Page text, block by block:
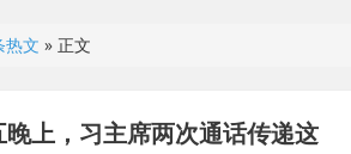
热文 » 正文
上，习主席两次通话传递这